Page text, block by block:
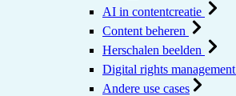
AI in contentcreatie
Content beheren
Herschalen beelden
Digital rights management
Andere use cases